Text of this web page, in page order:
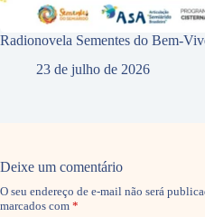
Radionovela Sementes do Bem-
23 de julho de 2026
Deixe um comentário
O seu endereço de e-mail não será
marcados com *